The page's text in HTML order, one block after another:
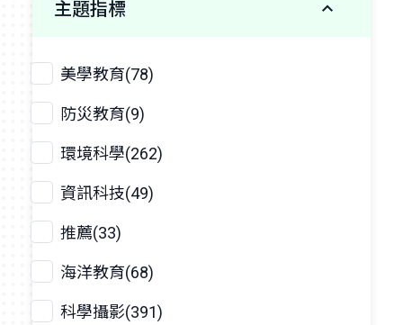
主題指標
美學教育(78)
防災教育(9)
環境科學(262)
資訊科技(49)
推薦(33)
海洋教育(68)
科學攝影(391)